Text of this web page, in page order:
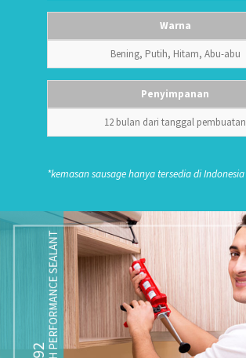
Warna
Bening, Putih, Hitam, Abu-abu
Penyimpanan
12 bulan dari tanggal pembuatan
*kemasan sausage hanya tersedia di Indonesia